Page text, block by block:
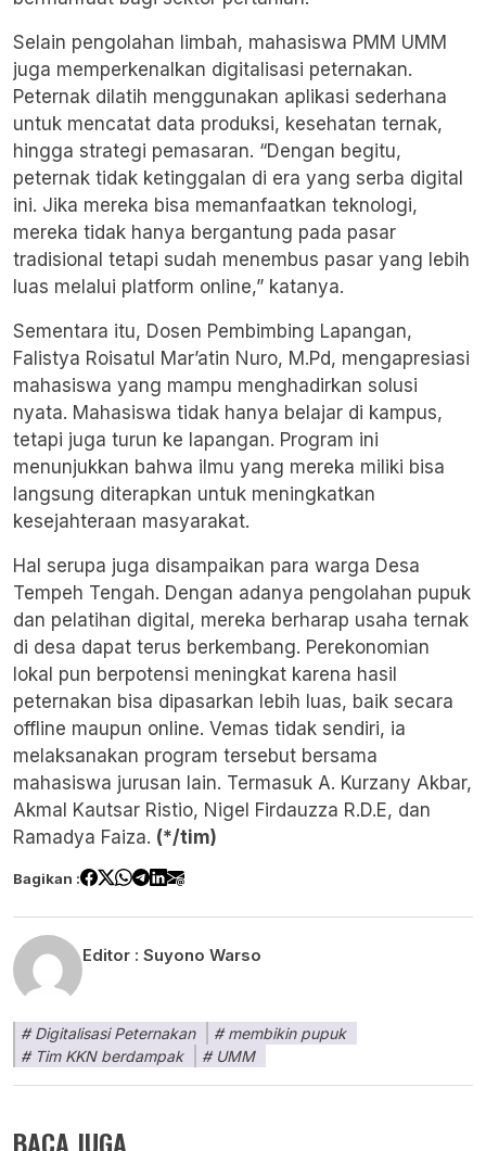
Selain pengolahan limbah, mahasiswa PMM UMM
juga memperkenalkan digitalisasi peternakan.
Peternak dilatih menggunakan aplikasi sederhana
untuk mencatat data produksi, kesehatan ternak,
hingga strategi pemasaran. “Dengan begitu,
peternak tidak ketinggalan di era yang serba digital
ini. Jika mereka bisa memanfaatkan teknologi,
mereka tidak hanya bergantung pada pasar
tradisional tetapi sudah menembus pasar yang lebih
luas melalui platform online,” katanya.
Sementara itu, Dosen Pembimbing Lapangan,
Falistya Roisatul Mar’atin Nuro, M.Pd, mengapresiasi
mahasiswa yang mampu menghadirkan solusi
nyata. Mahasiswa tidak hanya belajar di kampus,
tetapi juga turun ke lapangan. Program ini
menunjukkan bahwa ilmu yang mereka miliki bisa
langsung diterapkan untuk meningkatkan
kesejahteraan masyarakat.
Hal serupa juga disampaikan para warga Desa
Tempeh Tengah. Dengan adanya pengolahan pupuk
dan pelatihan digital, mereka berharap usaha ternak
di desa dapat terus berkembang. Perekonomian
lokal pun berpotensi meningkat karena hasil
peternakan bisa dipasarkan lebih luas, baik secara
offline maupun online. Vemas tidak sendiri, ia
melaksanakan program tersebut bersama
mahasiswa jurusan lain. Termasuk A. Kurzany Akbar,
Akmal Kautsar Ristio, Nigel Firdauzza R.D.E, dan
Ramadya Faiza. (*/tim)
Bagikan :
Editor : Suyono Warso
Digitalisasi Peternakan
membikin pupuk
Tim KKN berdampak
UMM
BACA JUGA